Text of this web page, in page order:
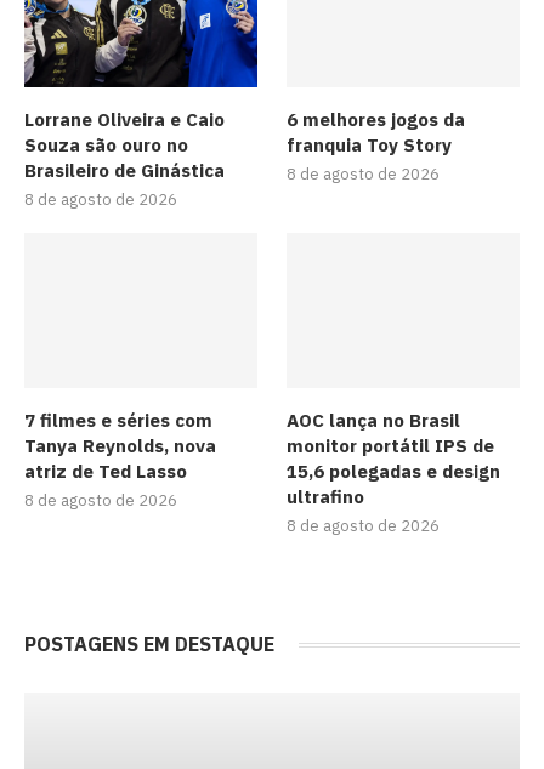
Lorrane Oliveira e Caio
Souza são ouro no
Brasileiro de Ginástica
8 de agosto de 2026
6 melhores jogos da
franquia Toy Story
8 de agosto de 2026
7 filmes e séries com
Tanya Reynolds, nova
atriz de Ted Lasso
8 de agosto de 2026
AOC lança no Brasil
monitor portátil IPS de
15,6 polegadas e design
ultrafino
8 de agosto de 2026
POSTAGENS EM DESTAQUE